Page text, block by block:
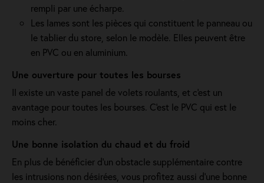
rempli par une écharpe.
Les lames sont les pièces qui constituent le panneau ou
le tablier du store, selon le modèle. Elles peuvent être
en PVC ou en aluminium.
Une ouverture pour toutes les bourses
Il existe un vaste panel de volets roulants, et c'est un
avantage pour toutes les bourses. C'est le PVC qui est le
moins cher.
Une bonne isolation du chaud et du froid
En plus de bénéficier d'un obstacle supplémentaire contre
les intrusions non désirées, vous profitez aussi d'une bonne